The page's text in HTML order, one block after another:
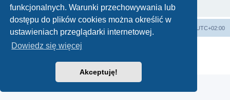
funkcjonalnych. Warunki przechowywania lub
dostępu do plików cookies można określić w
ustawieniach przeglądarki internetowej.
Dowiedz się więcej
Akceptuję!
do witryny, podczas których może dojść do kradzieży danych.
Lista Przebojów Programu Trzeciego UTC+02:00
Technologię dostarcza
Zasady ochrony danych osobowych